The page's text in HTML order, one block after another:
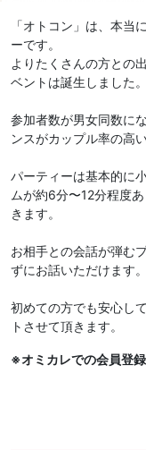
「オトコン」は、本当
ーです。
よりたくさんの方との
ベントは誕生しました。
参加者数が男女同数に
ンスがカップル率の高
パーティーは基本的に
ムが約6分〜12分程度
きます。
お相手との会話が弾む
ずにお話いただけます。
初めての方でも安心し
トさせて頂きます。
※オミカレでの会員登